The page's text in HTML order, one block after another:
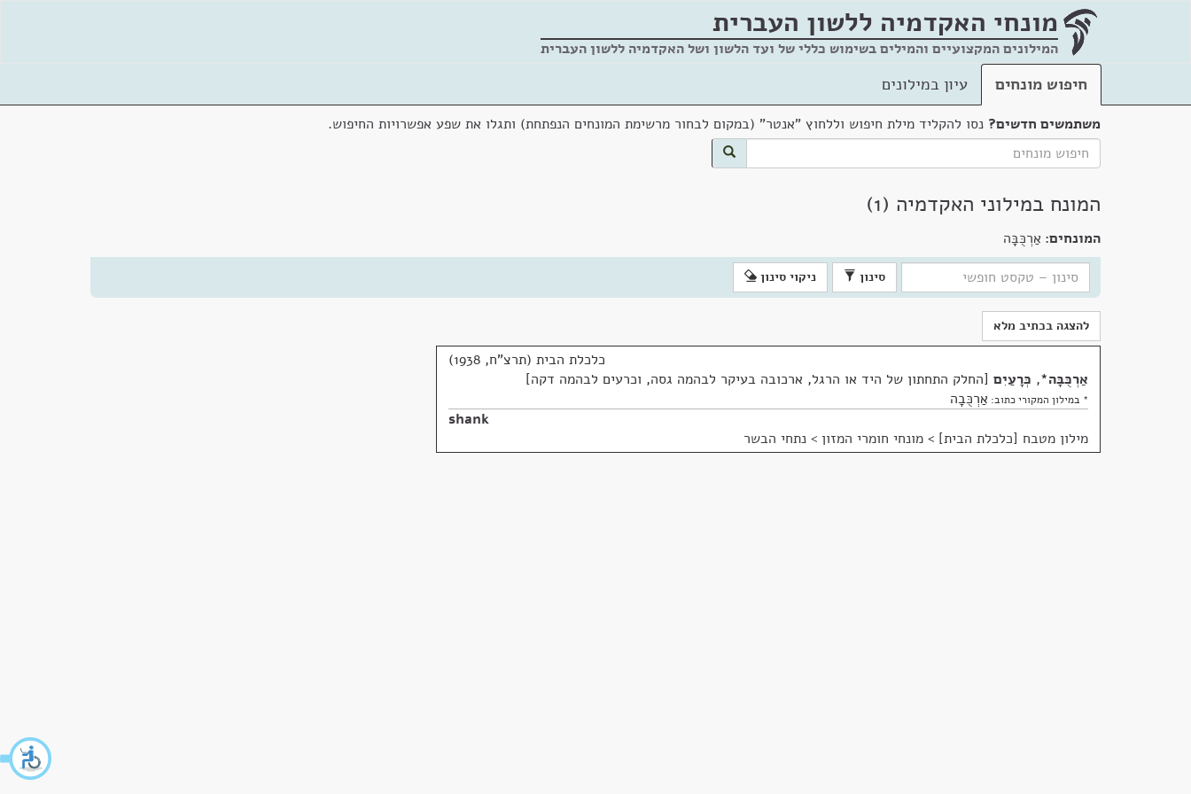
מונחי האקדמיה ללשון העברית
המילונים המקצועיים והמילים בשימוש כללי של ועד הלשון ושל האקדמיה ללשון העברית
חיפוש מונחים עיון במילונים
משתמשים חדשים? נסו להקליד מילת חיפוש וללחוץ "אנטר" (במקום לבחור מרשימת המונחים הנפתחת) ותגלו את שפע אפשרויות החיפוש.
המונח במילוני האקדמיה (1)
המונחים: אַרְכֻּבָּה
סינון ניקוי סינון
להצגה בכתיב מלא
כלכלת הבית (תרצ"ח, 1938)
אַרְכֻּבָּה*
, כְּרָעַיִם החלק התחתון של היד או הרגל, ארכובה בעיקר לבהמה גסה, וכרעים לבהמה דקה
* במילון המקורי כתוב: אַרְכֻּבָה
shank
מילון מטבח [כלכלת הבית] > מונחי חומרי המזון > נתחי הבשר